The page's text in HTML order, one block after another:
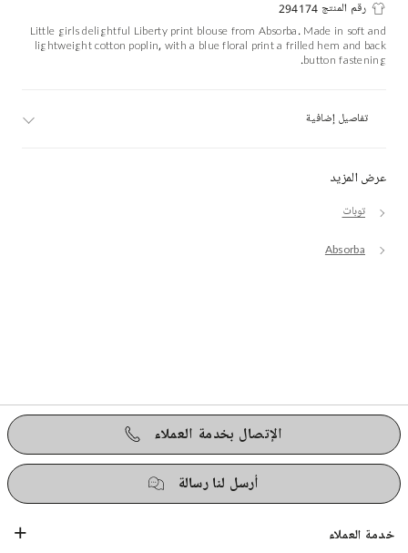
عرض المزيد
توبات
Absorba
رقم المنتج 294174
Little girls delightful Liberty print blouse from Absorba. Made in soft and
lightweight cotton poplin, with a blue floral print a frilled hem and back
button fastening.
تفاصيل إضافية
الإتصال بخدمة العملاء
أرسل لنا رسالة
خدمة العملاء